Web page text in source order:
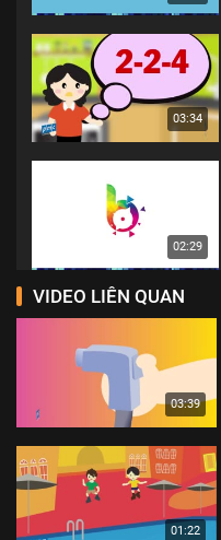
03:34
02:29
03:23
VIDEO LIÊN QUAN
03:39
01:22